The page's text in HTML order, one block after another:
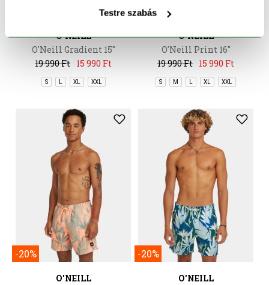
Testre szabás
O'NEILL
O'Neill Gradient 15''
Swimshorts
19 990 Ft 15 990 Ft
S L XL XXL
-20%
O'NEILL
O'Neill Print 16''
Swimshorts
19 990 Ft 15 990 Ft
S M L XL XXL
-20%
O'NEILL
-20%
O'NEILL